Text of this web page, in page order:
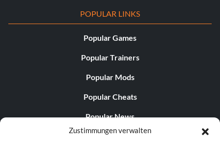
Zustimmungen verwalten
POPULAR LINKS
Popular Games
Popular Trainers
Popular Mods
Popular Cheats
Popular News
Popular Editorials